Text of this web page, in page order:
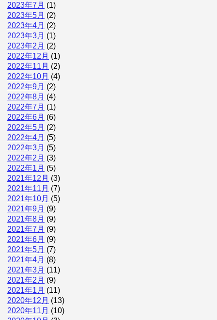
2023年7月 (1)
2023年5月 (2)
2023年4月 (2)
2023年3月 (1)
2023年2月 (2)
2022年12月 (1)
2022年11月 (2)
2022年10月 (4)
2022年9月 (2)
2022年8月 (4)
2022年7月 (1)
2022年6月 (6)
2022年5月 (2)
2022年4月 (5)
2022年3月 (5)
2022年2月 (3)
2022年1月 (5)
2021年12月 (3)
2021年11月 (7)
2021年10月 (5)
2021年9月 (9)
2021年8月 (9)
2021年7月 (9)
2021年6月 (9)
2021年5月 (7)
2021年4月 (8)
2021年3月 (11)
2021年2月 (9)
2021年1月 (11)
2020年12月 (13)
2020年11月 (10)